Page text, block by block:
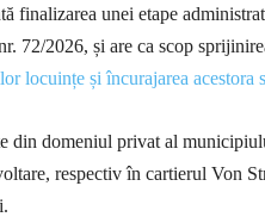
finalizarea unei etape
72/2026, și are ca scop
locuințe și încurajarea acestora
din domeniul privat al
respectiv în cartierul Von